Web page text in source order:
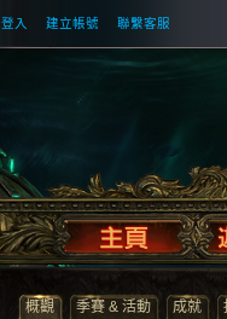
登入 建立帳號 聯繫客服
概觀 季賽 & 活動 成就